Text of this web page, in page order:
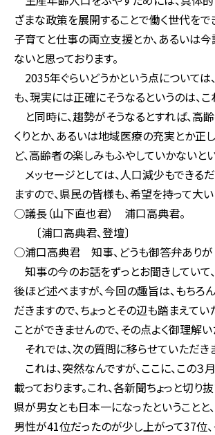
ざまな政策を展開することで働く世代を
子育てと仕事の両立支援とか、あるいは
ないと思っております。
2035年ぐらいどうかという点については
も、現実には正確にそうなるというのは、
と同時に、趨勢がそうなるとすれば、高
くりとか、あるいは地域医療の充実とか
ど、高齢者の楽しみもふやしていかないと
メッセージとしては、人口減少もできる
ますので、県民の皆様も、希望を持って大
○議長（山下直也君） 浦口高典君。
〔浦口高典君、登壇〕
○浦口高典君 知事、どうも御答弁ありが
知事の今のお話をずっとお聞きしていて
後ほど述べますが、今回の趣旨は、もち
だきますので、ちょっとその辺も踏まえて
ことができませんので、その点よく御理解
それでは、次の質問に移らせていただき
これは、突然なんですが、ここに、この
載っております。これ、各新聞ちょっと切
県が男女とも日本一になったということ
男性が41位だったのが少し上がって37位